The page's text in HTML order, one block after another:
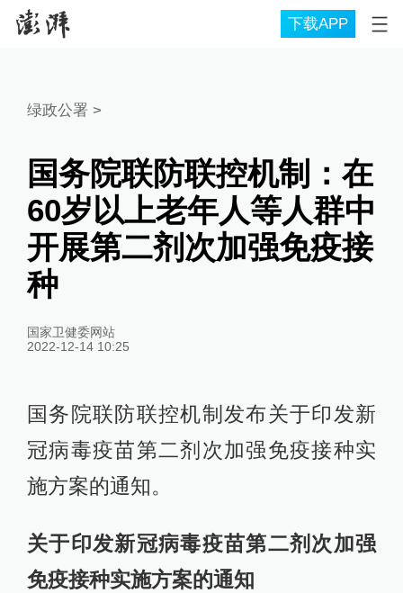
下载APP
绿政公署 >
国务院联防联控机制：在
60岁以上老年人等人群中
开展第二剂次加强免疫接
种
国家卫健委网站
2022-12-14 10:25
国务院联防联控机制发布关于印发新
冠病毒疫苗第二剂次加强免疫接种实
施方案的通知。
关于印发新冠病毒疫苗第二剂次加强
免疫接种实施方案的通知